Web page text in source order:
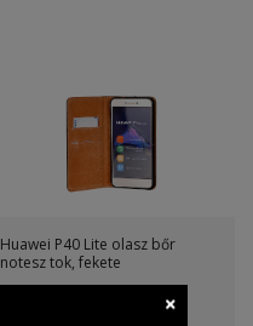
Huawei P40 Lite olasz bőr
notesz tok, fekete